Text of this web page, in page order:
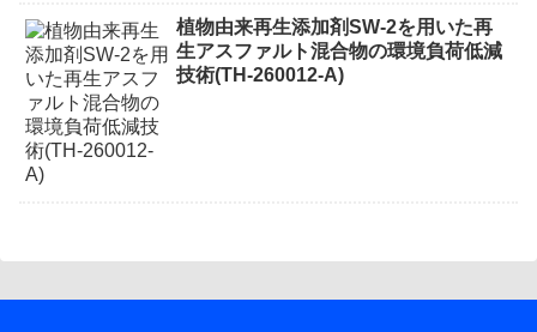
植物由来再生添加剤SW-2を用いた再
生アスファルト混合物の環境負荷低減
技術(TH-260012-A)